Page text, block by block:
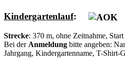
Kindergartenlauf:
Strecke: 370 m, ohne Zeitnahme,
Bei der Anmeldung bitte angeben:
Jahrgang, Kindergartenname, T-Shirt-